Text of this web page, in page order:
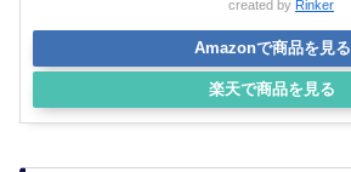
created by Rinker
Amazonで商品を見る
楽天で商品を見る